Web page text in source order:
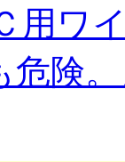
用ワ
危険